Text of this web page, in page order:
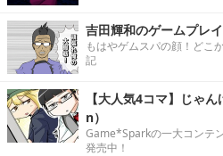
吉田輝和のゲームプレ
もはやゲムスパの顔！どこ
記
【大人気4コマ】じゃ
n）
Game*Sparkの一大コンテ
発売中！